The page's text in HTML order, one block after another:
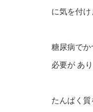
に気を付
糖尿病で
必要が あり
たんぱく